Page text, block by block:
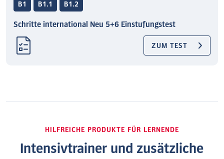
B1 B1.1 B1.2
Schritte international Neu 5+6 Einstufungstest
ZUM TEST
HILFREICHE PRODUKTE FÜR LERNENDE
Intensivtrainer und zusätzliche